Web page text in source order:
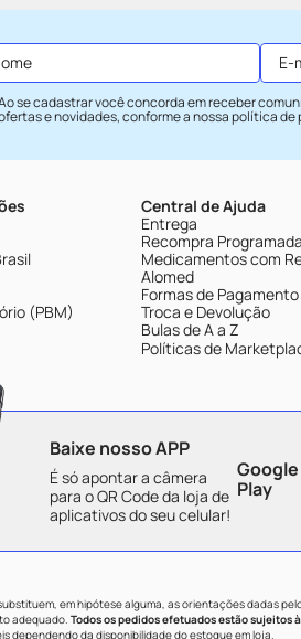
se cadastrar você concorda em receber
e novidades, conforme a nossapolítica de
(PBM)
Central de Ajuda
Entrega
Recompra Programada
Medicamentos com
Alomed
Formas de Pagamento
Troca e Devolução
Bulas de A a Z
Políticas de
Baixe nosso APP
É só apontar a câmera
para o QR Code da loja de
aplicativos do seu celular!
Google
Play
em hipótese alguma, as orientações dadas
adequado. Todos os pedidos efetuados estão
dependendo da disponibilidade do estoque em loja.